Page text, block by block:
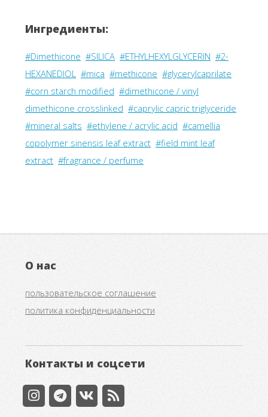
Ингредиенты:
#Dimethicone #SILICA #ETHYLHEXYLGLYCERIN #2-
HEXANEDIOL
#mica #methicone #glycerylcaprilate
#corn starch modified #dimethicone / vinyl
dimethicone crosslinked #caprylic capric triglyceride
#mineral salts #ethylene / acrylic acid #camellia
copolymer sinensis leaf extract #field mint leaf
extract #fragrance / perfume
О нас
пользовательское соглашение
политика конфиденциальности
Контакты и соцсети